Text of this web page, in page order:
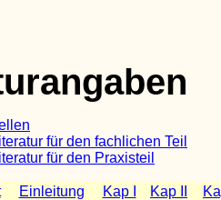
für den fachlichen Teil
für den Praxisteil
Einleitung Kap I Kap II